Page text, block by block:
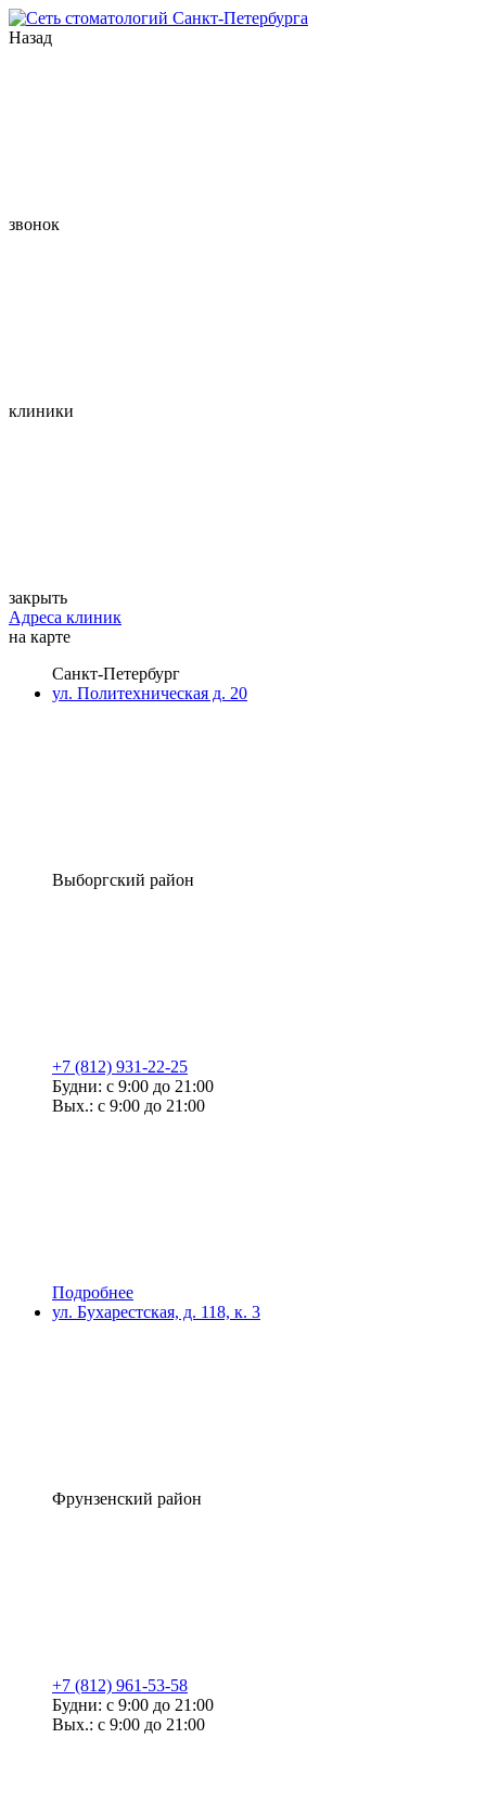
Назад
звонок
клиники
закрыть
Адреса клиник
на карте
Санкт-Петербург
ул. Политехническая д. 20
Выборгский район
+7 (812) 931-22-25
Будни: с 9:00 до 21:00
Вых.: с 9:00 до 21:00
Подробнее
ул. Бухарестская, д. 118, к. 3
Фрунзенский район
+7 (812) 961-53-58
Будни: с 9:00 до 21:00
Вых.: с 9:00 до 21:00